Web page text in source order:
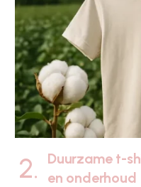
Duurzame t-
en onderhoud